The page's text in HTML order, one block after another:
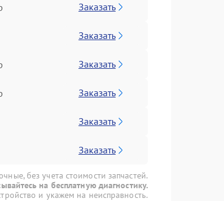
Заказать
Заказать
Заказать
Заказать
Заказать
Заказать
без учета стоимости запчастей.
на бесплатную диагностику.
и укажем на неисправность.